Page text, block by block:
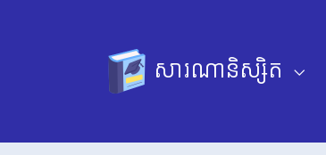
សារណានិស្សិត